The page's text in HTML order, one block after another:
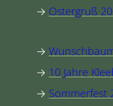
→ Ostergruß
→
→ 10 Jahre
→ Sommerfest